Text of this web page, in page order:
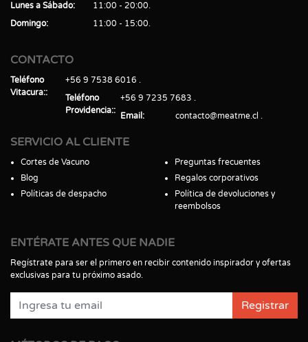
Lunes a Sábado
11:00 - 20:00
Domingo
11:00 - 15:00
CONTACTO
Teléfono
Vitacura:
+56 9 7538 6016
Teléfono
Providencia:
+56 9 7235 7683
Email
contacto@meatme.cl
SERVICIO AL CLIENTE
Cortes de Vacuno
Blog
Políticas de despacho
Preguntas frecuentes
Regalos corporativos
Política de devoluciones y
reembolsos
ENTÉRATE ANTES QUE NADIE
Regístrate para ser el primero en recibir contenido inspirador y ofertas
exclusivas para tu próximo asado.
Registrar